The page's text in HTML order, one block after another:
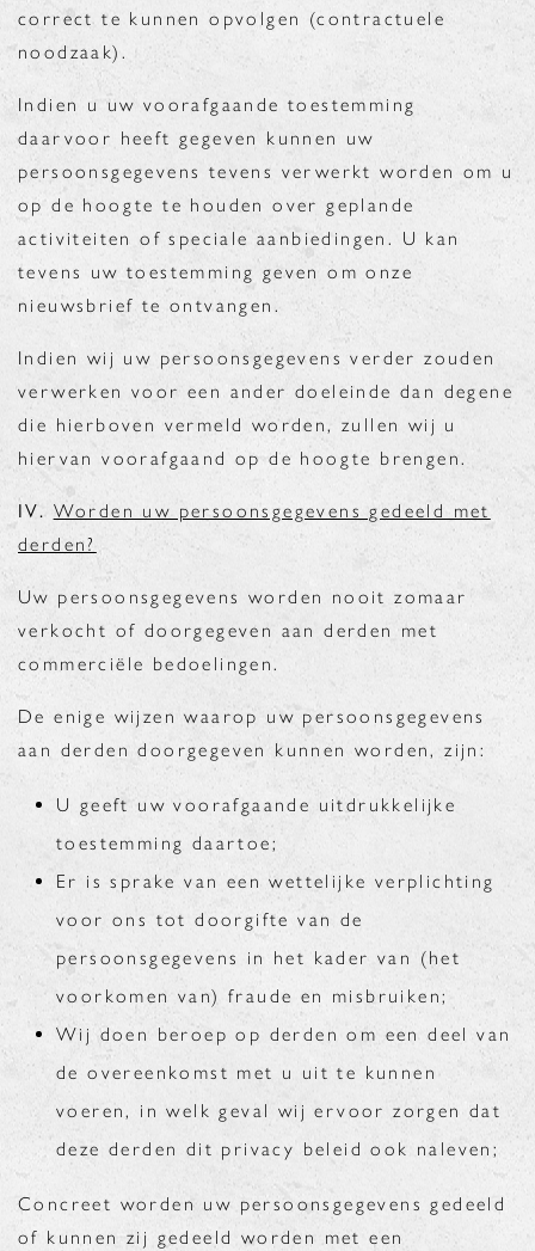
correct te kunnen opvolgen (contractuele
noodzaak).
Indien u uw voorafgaande toestemming
daarvoor heeft gegeven kunnen uw
persoonsgegevens tevens verwerkt worden om u
op de hoogte te houden over geplande
activiteiten of speciale aanbiedingen. U kan
tevens uw toestemming geven om onze
nieuwsbrief te ontvangen.
Indien wij uw persoonsgegevens verder zouden
verwerken voor een ander doeleinde dan degene
die hierboven vermeld worden, zullen wij u
hiervan voorafgaand op de hoogte brengen.
IV. Worden uw persoonsgegevens gedeeld met
derden?
Uw persoonsgegevens worden nooit zomaar
verkocht of doorgegeven aan derden met
commerciële bedoelingen.
De enige wijzen waarop uw persoonsgegevens
aan derden doorgegeven kunnen worden, zijn:
U geeft uw voorafgaande uitdrukkelijke
toestemming daartoe;
Er is sprake van een wettelijke verplichting
voor ons tot doorgifte van de
persoonsgegevens in het kader van (het
voorkomen van) fraude en misbruiken;
Wij doen beroep op derden om een deel van
de overeenkomst met u uit te kunnen
voeren, in welk geval wij ervoor zorgen dat
deze derden dit privacy beleid ook naleven;
Concreet worden uw persoonsgegevens gedeeld
of kunnen zij gedeeld worden met een